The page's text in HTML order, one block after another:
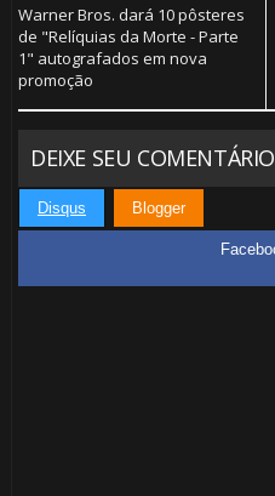
Warner Bros. dará 10 pôsteres
de "Relíquias da Morte - Parte
1" autografados em nova
promoção
DEIXE SEU COMENTÁRIO
Disqus Blogger